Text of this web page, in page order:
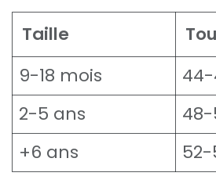
Taille
9-18 mois
2-5 ans
+6 ans